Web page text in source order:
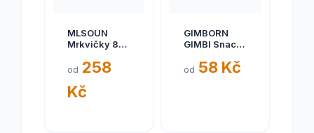
MLSOUN
Mrkvičky 84
od 258
Kč
GIMBORN
GIMBI Snack
MIX 1 50G
od 58 Kč